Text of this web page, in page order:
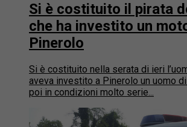
Si è costituito il pirata
che ha investito un
Pinerolo
Si è costituito nella serata di ieri
aveva investito a Pinerolo un uomo
poi in condizioni molto serie...